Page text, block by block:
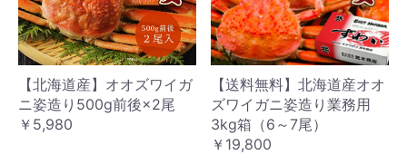
【北海道産】オオズワイガ
ニ姿造り500g前後×2尾
￥5,980
【送料無料】北海道産オオ
ズワイガニ姿造り業務用
3kg箱（6～7尾）
￥19,800